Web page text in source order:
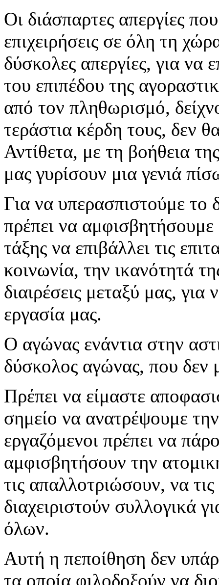
Οι διάσπαρτες απεργίες
επιχειρήσεις σε όλη τη
δύσκολες απεργίες, για να
του επιπέδου της
από τον πληθωρισμό,
τεράστια κέρδη τους, δεν
Αντίθετα, με τη βοήθεια
μας γυρίσουν μια γενιά
Για να υπερασπιστούμε το
πρέπει να αμφισβητήσουμε
τάξης να επιβάλλει τις
κοινωνία, την ικανότητά
διαιρέσεις μεταξύ μας,
εργασία μας.
Ο αγώνας ενάντια στην
δύσκολος αγώνας, που δεν
Πρέπει να είμαστε
σημείο να ανατρέψουμε
εργαζόμενοι πρέπει να
αμφισβητήσουν την
τις απαλλοτριώσουν, να
διαχειριστούν συλλογικά
όλων.
Αυτή η πεποίθηση δεν
τα οποία φιλοδοξούν να